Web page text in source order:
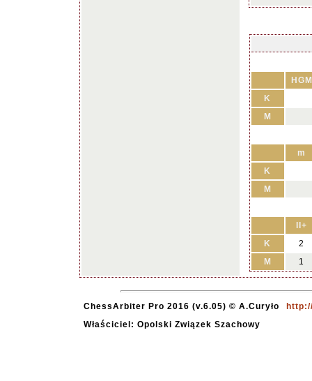
HGM
K
M
m
K
M
II+
K
2
M
1
ChessArbiter Pro 2016 (v.6.05) © A.Curyło
Właściciel: Opolski Związek Szachowy